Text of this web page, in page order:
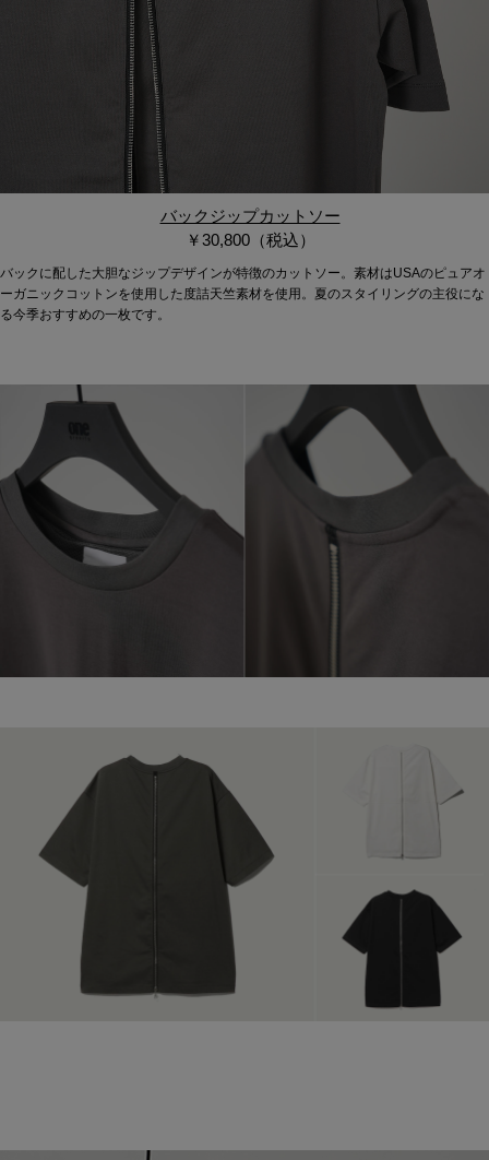
バックジップカットソー
￥30,800（税込）
バックに配した大胆なジップデザインが特徴のカットソー。素材はUSAのピュアオ
ーガニックコットンを使用した度詰天竺素材を使用。夏のスタイリングの主役にな
る今季おすすめの一枚です。